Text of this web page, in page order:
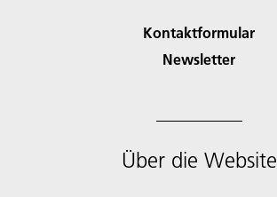
Kontaktformular
Newsletter
Über die Website